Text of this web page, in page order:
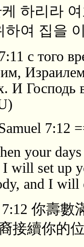
하리라
하여 집을
с того
И Господь
7:12
your
will set up
and I will
你壽數
接續你的